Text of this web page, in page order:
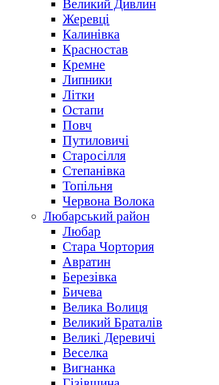
Великий Дивлин
Жеревці
Калинівка
Красностав
Кремне
Липники
Літки
Остапи
Повч
Путиловичі
Старосілля
Степанівка
Топільня
Червона Волока
Любарський район
Любар
Стара Чортория
Авратин
Березівка
Бичева
Велика Волиця
Великий Браталів
Великі Деревичі
Веселка
Вигнанка